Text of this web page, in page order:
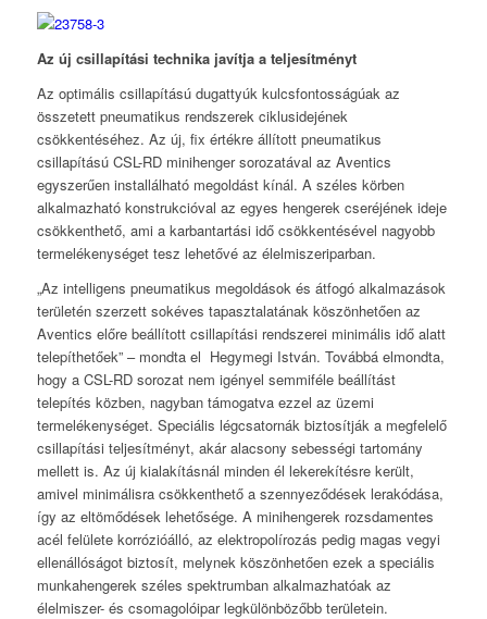
Az új csillapítási technika javítja a teljesítményt
Az optimális csillapítású dugattyúk kulcsfontosságúak az
összetett pneumatikus rendszerek ciklusidejének
csökkentéséhez. Az új, fix értékre állított pneumatikus
csillapítású CSL-RD minihenger sorozatával az Aventics
egyszerűen installálható megoldást kínál. A széles körben
alkalmazható konstrukcióval az egyes hengerek cseréjének ideje
csökkenthető, ami a karbantartási idő csökkentésével nagyobb
termelékenységet tesz lehetővé az élelmiszeriparban.
„Az intelligens pneumatikus megoldások és átfogó alkalmazások
területén szerzett sokéves tapasztalatának köszönhetően az
Aventics előre beállított csillapítási rendszerei minimális idő alatt
telepíthetőek” – mondta el Hegymegi István. Továbbá elmondta,
hogy a CSL-RD sorozat nem igényel semmiféle beállítást
telepítés közben, nagyban támogatva ezzel az üzemi
termelékenységet. Speciális légcsatornák biztosítják a megfelelő
csillapítási teljesítményt, akár alacsony sebességi tartomány
mellett is. Az új kialakításnál minden él lekerekítésre került,
amivel minimálisra csökkenthető a szennyeződések lerakódása,
így az eltömődések lehetősége. A minihengerek rozsdamentes
acél felülete korrózióálló, az elektropolírozás pedig magas vegyi
ellenállóságot biztosít, melynek köszönhetően ezek a speciális
munkahengerek széles spektrumban alkalmazhatóak az
élelmiszer- és csomagolóipar legkülönbözőbb területein.